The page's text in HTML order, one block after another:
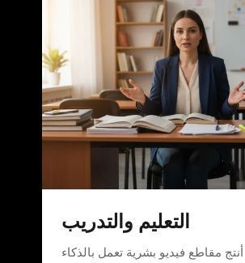
التعليم والتدريب
أنتج مقاطع فيديو بشرية تعمل بالذكاء